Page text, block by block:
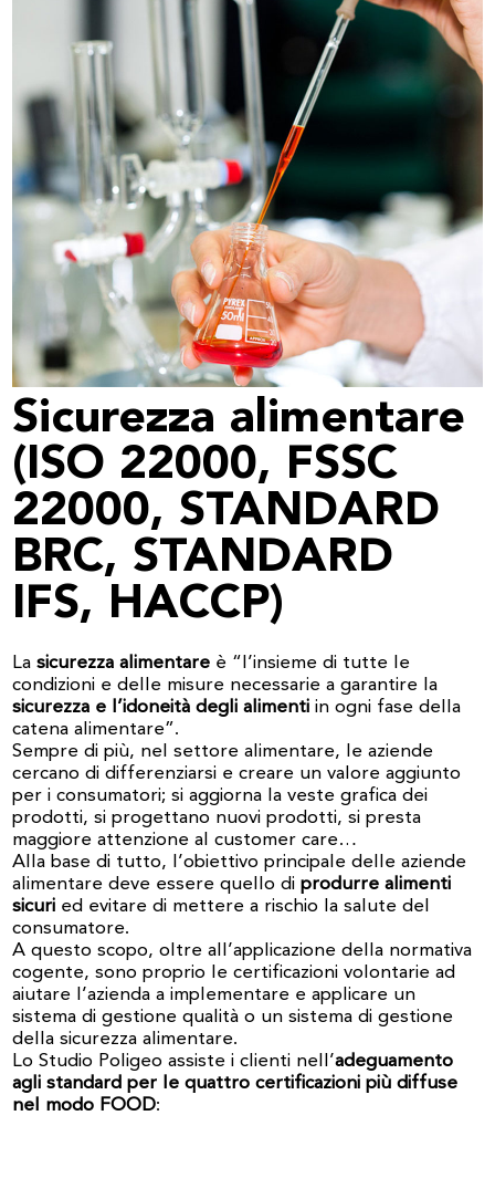
Sicurezza alimentare
(ISO 22000, FSSC
22000, STANDARD
BRC, STANDARD
IFS, HACCP)
Lasicurezza alimentare è “l’insieme di tutte le
condizioni e delle misure necessarie a garantire la
sicurezza e l’idoneità degli alimenti in ogni fase della
catena alimentare”.
Sempre di più, nel settore alimentare, le aziende
cercano di differenziarsi e creare un valore aggiunto
per i consumatori; si aggiorna la veste grafica dei
prodotti, si progettano nuovi prodotti, si presta
maggiore attenzione al customer care…
Alla base di tutto, l’obiettivo principale delle aziende
alimentare deve essere quello diprodurre alimenti
sicuri ed evitare di mettere a rischio la salute del
consumatore.
A questo scopo, oltre all’applicazione della normativa
cogente, sono proprio le certificazioni volontarie ad
aiutare l’azienda a implementare e applicare un
sistema di gestione qualità o un sistema di gestione
della sicurezza alimentare.
Lo Studio Poligeo assiste i clienti nell’adeguamento
agli standard per le quattro certificazioni più diffuse
nel modo FOOD: